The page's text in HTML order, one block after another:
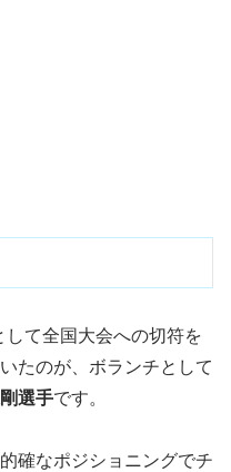
て全国大会への切符を
たのが、ボランチとして
選手です。
確なポジショニングでチ